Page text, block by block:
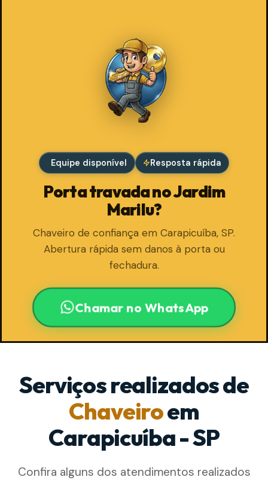
Equipe disponível Resposta rápida
Porta travada no Jardim
Marilu?
Chaveiro de confiança em Carapicuíba, SP.
Abertura rápida sem danos à porta ou
fechadura.
Chamar no WhatsApp
Serviços realizados de
Chaveiroem
Carapicuíba - SP
Confira alguns dos atendimentos realizados